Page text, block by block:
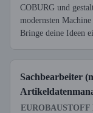
COBURG und
modernsten
Bringe deine Ideen
Sachbearbeiter
EUROBAUSTOFF